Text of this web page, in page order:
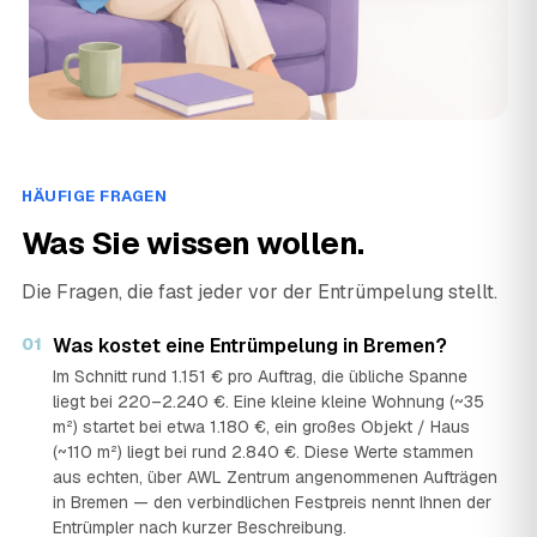
HK
Auf dem Grünen 25, 28197 Bremen · ★ 4,9 (75)
LB
RE
Rümpel Elite
Alfelder Str. 42, 28207 Bremen · ★ 4,9 (188)
SB
SEVO Entrümpelungen Bremen
Züricher Str. 112, 28325 Bremen · ★ 5 (65)
›
SM
swb Entsorgung GmbH & Co. KG - Mittelkalorik-Kraftwerk, MKK
Otavistraße 7, 28237 Bremen · ★ 4 (27)
›
HÄUFIGE FRAGEN
Was Sie wissen wollen.
Die Fragen, die fast jeder vor der Entrümpelung stellt.
01 Was kostet eine Entrümpelung in Bremen?
Im Schnitt rund 1.151 € pro Auftrag, die übliche Spanne
liegt bei 220–2.240 €. Eine kleine kleine Wohnung (~35
m²) startet bei etwa 1.180 €, ein großes Objekt / Haus
(~110 m²) liegt bei rund 2.840 €. Diese Werte stammen
aus echten, über AWL Zentrum angenommenen Aufträgen
in Bremen — den verbindlichen Festpreis nennt Ihnen der
Entrümpler nach kurzer Beschreibung.